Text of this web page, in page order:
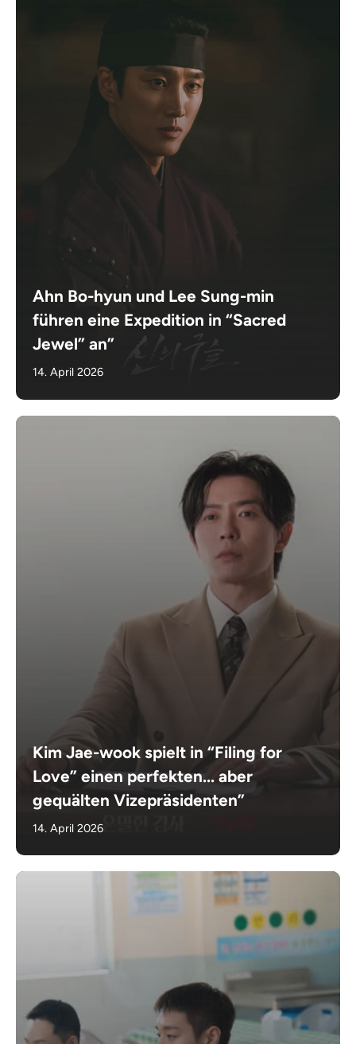
Ahn Bo-hyun und Lee Sung-min
führen eine Expedition in “Sacred
Jewel” an”
14. April 2026
Kim Jae-wook spielt in “Filing for
Love” einen perfekten... aber
gequälten Vizepräsidenten”
14. April 2026